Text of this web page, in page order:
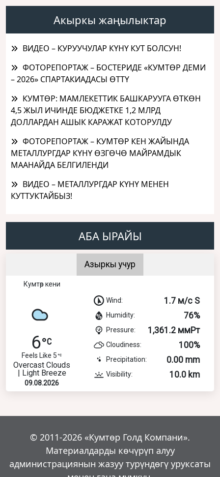
Акыркы жаңылыктар
ВИДЕО – КУРУУЧУЛАР КҮНҮ КУТ БОЛСУН!
ФОТОРЕПОРТАЖ – БОСТЕРИДЕ «КУМТӨР ДЕМИ
– 2026» СПАРТАКИАДАСЫ ӨТТҮ
КУМТӨР: МАМЛЕКЕТТИК БАШКАРУУГА ӨТКӨН
4,5 ЖЫЛ ИЧИНДЕ БЮДЖЕТКЕ 1,2 МЛРД
ДОЛЛАРДАН АШЫК КАРАЖАТ КОТОРУЛДУ
ФОТОРЕПОРТАЖ – КУМТӨР КЕН ЖАЙЫНДА
МЕТАЛЛУРГДАР КҮНҮ ӨЗГӨЧӨ МАЙРАМДЫК
МААНАЙДА БЕЛГИЛЕНДИ
ВИДЕО – МЕТАЛЛУРГДАР КҮНҮ МЕНЕН
КУТТУКТАЙБЫЗ!
АБА ЫРАЙЫ
Азыркы учур
Кумтөр кени
6
Feels Like 5
Overcast Clouds
| Light Breeze
09.08.2026
Wind: 1.7 м/с S
Humidity: 76%
Pressure: 1,361.2 ммРт
Cloudiness: 100%
Precipitation: 0.00 mm
Visibility: 10.0 km
© 2011-2026 «Кумтөр Голд Компани».
Материалдарды көчүрүп алуу
администрациянын жазуу турүндөгү уруксаты